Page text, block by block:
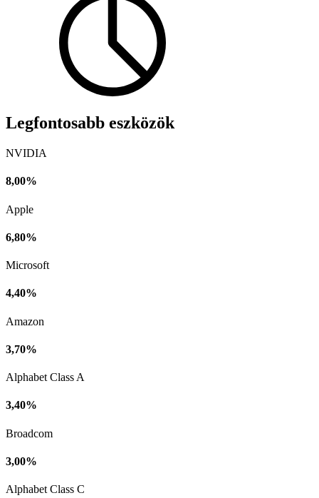
Legfontosabb eszközök
NVIDIA
8,00%
Apple
6,80%
Microsoft
4,40%
Amazon
3,70%
Alphabet Class A
3,40%
Broadcom
3,00%
Alphabet Class C